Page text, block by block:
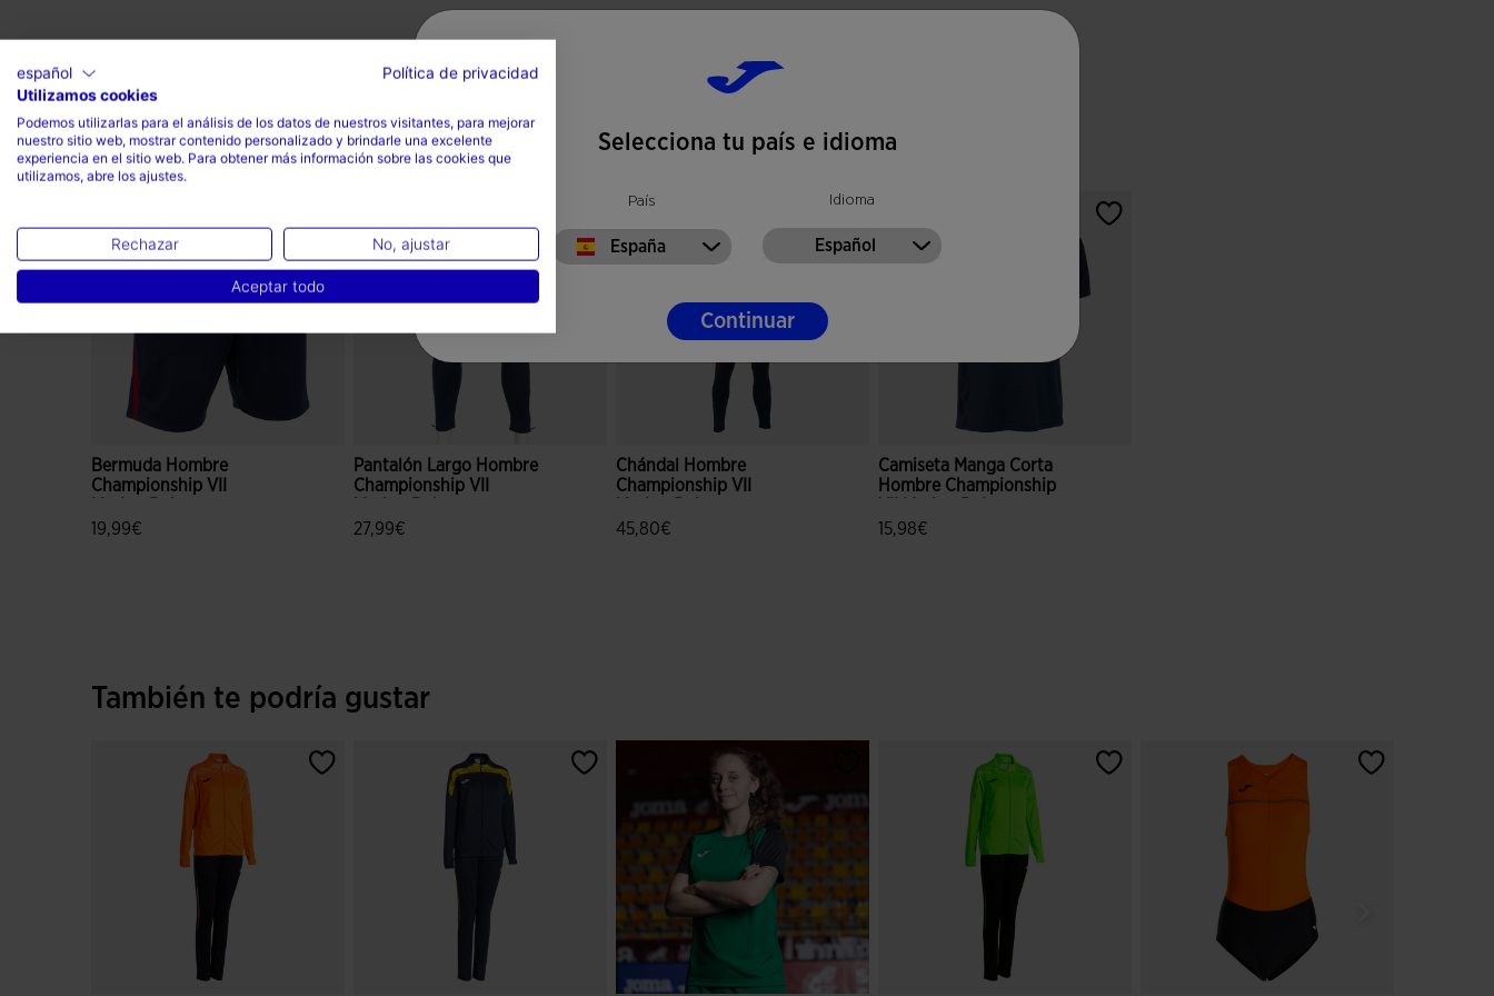
Completa el look
Bermuda Hombre
Championship VII
19,99€
Pantalón Largo Hombre
Championship VII
27,99€
Chándal Hombre
Championship VII
45,80€
Camiseta Manga Corta
Hombre Championship
15,98€
También te podría gustar
Selecciona tu país e idioma
País
España
Idioma
Español
Continuar
español
Política de privacidad
Utilizamos cookies
Podemos utilizarlas para el análisis de los datos de nuestros visitantes, para mejorar
nuestro sitio web, mostrar contenido personalizado y brindarle una excelente
experiencia en el sitio web. Para obtener más información sobre las cookies que
utilizamos, abre los ajustes.
Rechazar No, ajustar
Aceptar todo